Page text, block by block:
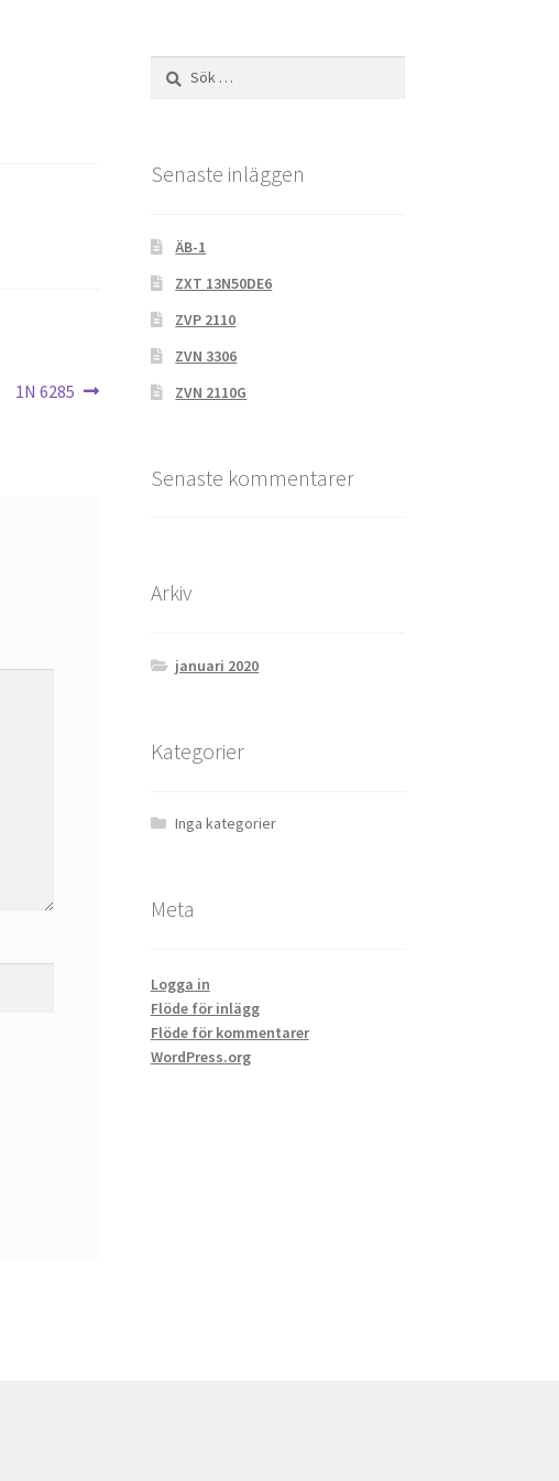
Nästa
1N 6285
Sök
efter:
Senaste inläggen
ÄB-1
ZXT 13N50DE6
ZVP 2110
ZVN 3306
ZVN 2110G
Senaste kommentarer
Arkiv
januari 2020
Kategorier
Inga kategorier
Meta
Logga in
Flöde för inlägg
Flöde för kommentarer
WordPress.org